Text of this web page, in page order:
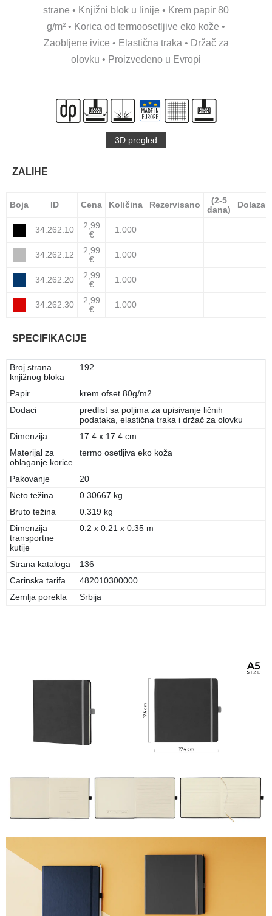
strane • Knjižni blok u linije • Krem papir 80
g/m² • Korica od termoosetljive eko kože •
Zaobljene ivice • Elastična traka • Držač za
olovku • Proizvedeno u Evropi
3D pregled
ZALIHE
Boja ID Cena Količina Rezervisano
(2-5
dana)
Dolazak
34.262.10
2,99
€
1.000
34.262.12
2,99
€
1.000
34.262.20
2,99
€
1.000
34.262.30
2,99
€
1.000
SPECIFIKACIJE
Broj strana
knjižnog bloka
192
Papir
krem ofset 80g/m2
Dodaci
predlist sa poljima za upisivanje ličnih
podataka, elastična traka i držač za olovku
Dimenzija
17.4 x 17.4 cm
Materijal za
oblaganje korice
termo osetljiva eko koža
Pakovanje
20
Neto težina
0.30667 kg
Bruto težina
0.319 kg
Dimenzija
transportne
kutije
0.2 x 0.21 x 0.35 m
Strana kataloga
136
Carinska tarifa
482010300000
Zemlja porekla
Srbija